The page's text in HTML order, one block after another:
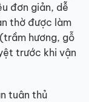
đơn giản, dễ
thờ được làm
hương, gỗ
trước khi vận
tuân thủ